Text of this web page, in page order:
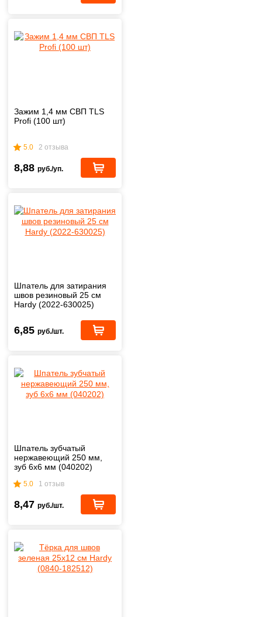
Зажим 1,4 мм СВП TLS
Profi (100 шт)
5.0 2 отзыва
8,88 руб./уп.
Шпатель для затирания
швов резиновый 25 см
Hardy (2022-630025)
6,85 руб./шт.
Шпатель зубчатый
нержавеющий 250 мм,
зуб 6х6 мм (040202)
5.0 1 отзыв
8,47 руб./шт.